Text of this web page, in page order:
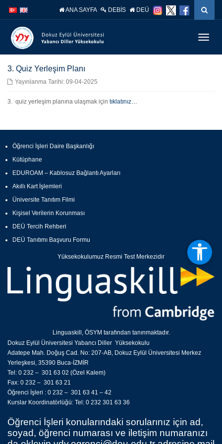
atla
atla
ANA SAYFA DEBİS DEÜ
3. Quiz Yerleşim Planı
Yayınlanma Tarihi: 09-04-2025
3. quiz yerleşim planına ulaşmak için tıklatınız…
Öğrenci İşleri Daire Başkanlığı
Kütüphane
EDUROAM – Kablosuz Bağlantı Ayarları
Akıllı Kart İşlemleri
Üniversite Tanıtım Filmi
Kişisel Verilerin Korunması
DEÜ Tercih Rehberi
DEÜ Tanıtımı Başvuru Formu
Yüksekokulumuz Resmi Test Merkezidir
Linguaskill, ÖSYM tarafından tanınmaktadır.
Dokuz Eylül Üniversitesi Yabancı Diller Yüksekokulu
Adatepe Mah. Doğuş Cad. No: 207-AB, Dokuz Eylül Üniversitesi Merkez
Yerleşkesi, 35390 Buca-İZMİR
Tel: 0 232 – 301 63 02 (Özel Kalem)
Fax: 0 232 – 301 63 21
Öğrenci İşleri : 0 232 – 301 63 41 – 42
Kurslar Koordinatörlüğü: Tel: 0 232 301 63 36
Öğrenci İşleri konularındaki sorularınız için ad,
soyad, öğrenci numarası ve iletişim numaranızı